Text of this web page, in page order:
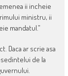
ii incheie
ministru, ii
mandatul.”
Daca ar scrie asa
de la